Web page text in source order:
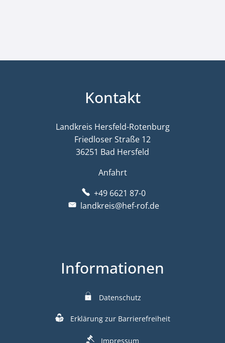
Kontakt
Landkreis Hersfeld-Rotenburg
Friedloser Straße 12
36251 Bad Hersfeld
Anfahrt
+49 6621 87-0
landkreis@hef-rof.de
Informationen
Datenschutz
Erklärung zur Barrierefreiheit
Impressum